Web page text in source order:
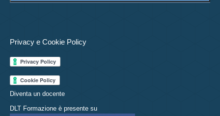
Privacy e Cookie Policy
Diventa un docente
DLT Formazione è presente su